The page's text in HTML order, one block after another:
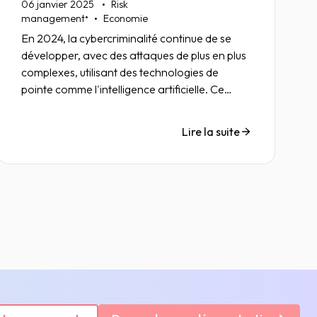
06 janvier 2025
Risk
management• Economie
En 2024, la cybercriminalité continue de se
développer, avec des attaques de plus en plus
complexes, utilisant des technologies de
pointe comme l'intelligence artificielle. Ce
menaces toujours plus sophistiquées et des
Lire la suite